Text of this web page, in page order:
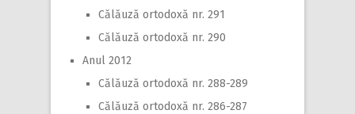
Călăuză ortodoxă nr. 291
Călăuză ortodoxă nr. 290
Anul 2012
Călăuză ortodoxă nr. 288-289
Călăuză ortodoxă nr. 286-287